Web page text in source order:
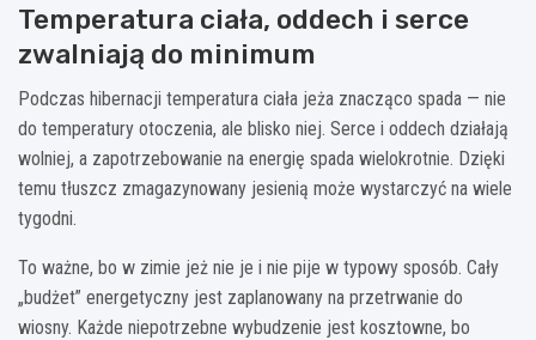
Temperatura ciała, oddech i serce
zwalniają do minimum
Podczas hibernacji temperatura ciała jeża znacząco spada — nie
do temperatury otoczenia, ale blisko niej. Serce i oddech działają
wolniej, a zapotrzebowanie na energię spada wielokrotnie. Dzięki
temu tłuszcz zmagazynowany jesienią może wystarczyć na wiele
tygodni.
To ważne, bo w zimie jeż nie je i nie pije w typowy sposób. Cały
„budżet” energetyczny jest zaplanowany na przetrwanie do
wiosny. Każde niepotrzebne wybudzenie jest kosztowne, bo